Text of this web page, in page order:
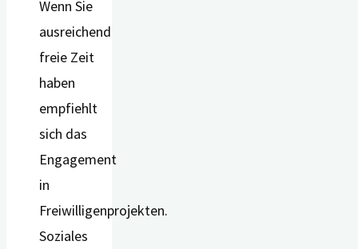
Wenn Sie
ausreichend
freie Zeit
haben
empfiehlt
sich das
Engagement
in
Freiwilligenprojekten.
Soziales